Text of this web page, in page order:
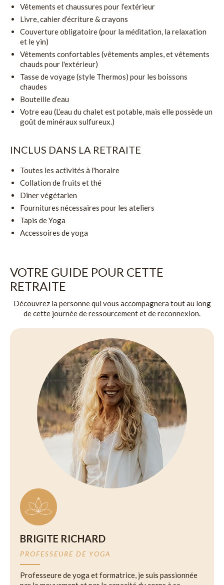
Vêtements et chaussures pour l’extérieur
Livre, cahier d’écriture & crayons
Couverture obligatoire (pour la méditation, la relaxation
et le yin)
Vêtements confortables (vêtements amples, et vêtements
chauds pour l'extérieur)
Tasse de voyage (style Thermos) pour les boissons
chaudes
Bouteille d’eau
Votre eau (L’eau du chalet est potable, mais elle possède un
goût de minéraux sulfureux.)
INCLUS DANS LA RETRAITE
Toutes les activités à l'horaire
Collation de fruits et thé
Dîner végétarien
Fournitures nécessaires pour les ateliers
Tapis de Yoga
Accessoires de yoga
VOTRE GUIDE POUR CETTE
RETRAITE
Découvrez la personne qui vous accompagnera tout au long
de cette journée de ressourcement et de reconnexion.
BRIGITE RICHARD
PROFESSEURE DE YOGA
Professeure de yoga et formatrice, je suis passionnée